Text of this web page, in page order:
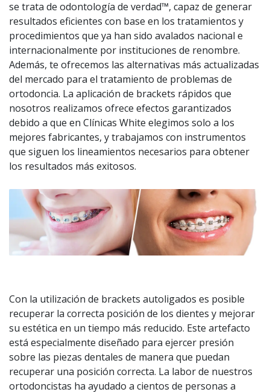
se trata de odontología de verdad™, capaz de generar
resultados eficientes con base en los tratamientos y
procedimientos que ya han sido avalados nacional e
internacionalmente por instituciones de renombre.
Además, te ofrecemos las alternativas más actualizadas
del mercado para el tratamiento de problemas de
ortodoncia. La aplicación de brackets rápidos que
nosotros realizamos ofrece efectos garantizados
debido a que en Clínicas White elegimos solo a los
mejores fabricantes, y trabajamos con instrumentos
que siguen los lineamientos necesarios para obtener
los resultados más exitosos.
Con la utilización de brackets autoligados es posible
recuperar la correcta posición de los dientes y mejorar
su estética en un tiempo más reducido. Este artefacto
está especialmente diseñado para ejercer presión
sobre las piezas dentales de manera que puedan
recuperar una posición correcta. La labor de nuestros
ortodoncistas ha ayudado a cientos de personas a